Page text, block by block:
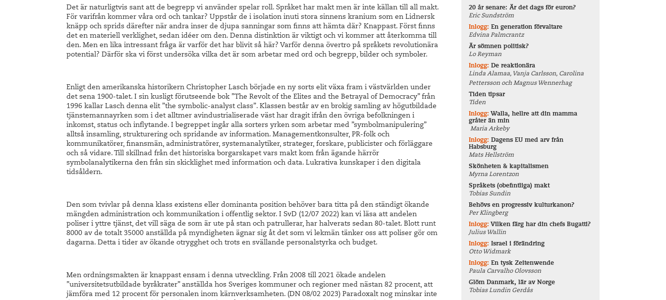
Det är naturligtvis sant att de begrepp vi använder spelar roll. Språket har makt men är inte källan till all makt.
För varifrån kommer våra ord och tankar? Uppstår de i isolation inuti stora sinnens kranium som en Lidnersk
knäpp och sprids därefter när andra inser de djupa sanningar som finns att hämta där? Knappast. Först finns
det en materiell verklighet, sedan idéer om den. Denna distinktion är viktigt och vi kommer att återkomma till
den. Men en lika intressant fråga är varför det har blivit så här? Varför denna övertro på språkets revolutionära
potential? Därför ska vi först undersöka vilka det är som arbetar med ord och begrepp, bilder och symboler.
Enligt den amerikanska historikern Christopher Lasch började en ny sorts elit växa fram i västvärlden under
det sena 1900-talet. I sin kusligt förutseende bok ”The Revolt of the Elites and the Betrayal of Democracy” från
1996 kallar Lasch denna elit ”the symbolic-analyst class”. Klassen består av en brokig samling av högutbildade
tjänstemannayrken som i det alltmer avindustrialiserade väst har dragit ifrån den övriga befolkningen i
inkomst, status och inflytande. I begreppet ingår alla sorters yrken som arbetar med ”symbolmanipulering”
alltså insamling, strukturering och spridande av information. Managementkonsulter, PR-folk och
kommunikatörer, finansmän, administratörer, systemanalytiker, strateger, forskare, publicister och förläggare
och så vidare. Till skillnad från det historiska borgarskapet vars makt kom från ägande härrör
symbolanalytikerna den från sin skicklighet med information och data. Lukrativa kunskaper i den digitala
tidsåldern.
Den som tvivlar på denna klass existens eller dominanta position behöver bara titta på den ständigt ökande
mängden administration och kommunikation i offentlig sektor. I SvD (12/07 2022) kan vi läsa att andelen
poliser i yttre tjänst, det vill säga de som är ute på stan och patrullerar, har halverats sedan 80-talet. Blott runt
8000 av de totalt 35000 anställda på myndigheten ägnar sig åt det som vi lekmän tänker oss att poliser gör om
dagarna. Detta i tider av ökande otrygghet och trots en svällande personalstyrka och budget.
Men ordningsmakten är knappast ensam i denna utveckling. Från 2008 till 2021 ökade andelen
”universitetsutbildade byråkrater” anställda hos Sveriges kommuner och regioner med nästan 82 procent, att
jämföra med 12 procent för personalen inom kärnverksamheten. (DN 08/02 2023) Paradoxalt nog minskar inte
20 år senare: Är det dags för euron?
Eric Sundström
Inlogg:En generation förvaltare
Edvina Palmcrantz
Är sömnen politisk?
Lo Reyman
Inlogg:De reaktionära
Linda Alamaa, Vanja Carlsson, Carolina
Pettersson och Magnus Wennerhag
Tiden tipsar
Tiden
Inlogg:Walla, hellre att din mamma
gråter än min
Maria Arkeby
Inlogg:Dagens EU med arv från
Habsburg
Mats Hellström
Skönheten & kapitalismen
Myrna Lorentzon
Språkets (obefintliga) makt
Tobias Sundin
Behövs en progressiv kulturkanon?
Per Klingberg
Inlogg: Vilken färg har din chefs Bugatti?
Julius Wallin
Inlogg:Israel i förändring
Otto Widmark
Inlogg:En tysk Zeitenwende
Paula Carvalho Olovsson
Glöm Danmark, lär av Norge
Tobias Lundin Gerdås